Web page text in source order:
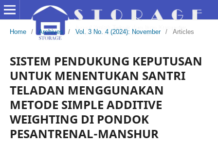
Home / Archives / Vol. 3 No. 4 (2024): November / Articles
SISTEM PENDUKUNG KEPUTUSAN
UNTUK MENENTUKAN SANTRI
TELADAN MENGGUNAKAN
METODE SIMPLE ADDITIVE
WEIGHTING DI PONDOK
PESANTRENAL-MANSHUR